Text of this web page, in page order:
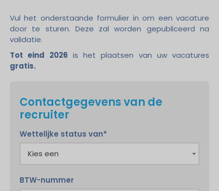
Vul het onderstaande formulier in om een vacature
door te sturen. Deze zal worden gepubliceerd na
validatie.
Tot eind 2026 is het plaatsen van uw vacatures
gratis.
Contactgegevens van de
recruiter
Wettelijke status van*
BTW-nummer